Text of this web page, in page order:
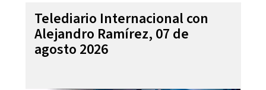
Telediario Internacional con
Alejandro Ramírez, 07 de
agosto 2026